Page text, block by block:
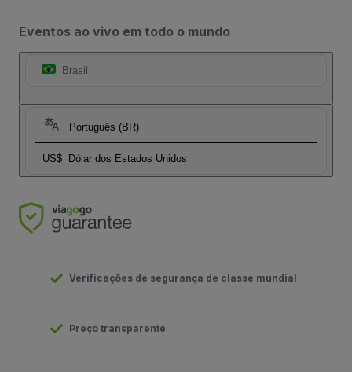
Eventos ao vivo em todo o mundo
Brasil
Português (BR)
US$ Dólar dos Estados Unidos
Verificações de segurança de classe mundial
Preço transparente